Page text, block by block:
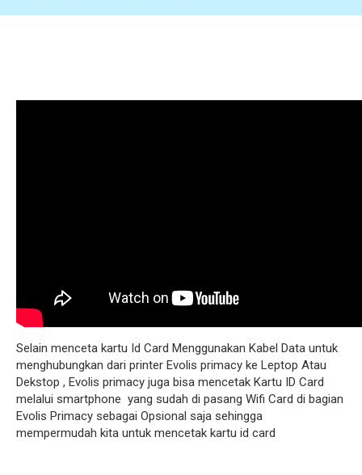
Selain menceta kartu Id Card Menggunakan Kabel Data untuk
menghubungkan dari printer Evolis primacy ke Leptop Atau
Dekstop , Evolis primacy juga bisa mencetak Kartu ID Card
melalui smartphone yang sudah di pasang Wifi Card di bagian
Evolis Primacy sebagai Opsional saja sehingga
mempermudah kita untuk mencetak kartu id card